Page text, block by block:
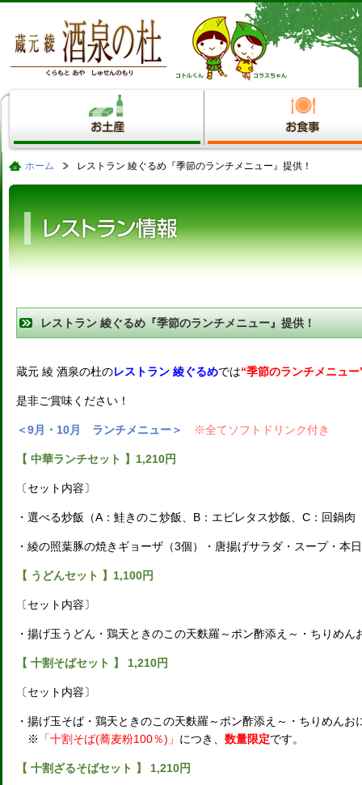
ホーム レストラン 綾ぐるめ『季節のランチメニュー』提供！
レストラン 綾ぐるめ『季節のランチメニュー』提供！
蔵元 綾 酒泉の杜のレストラン 綾ぐるめでは“季節のランチメニュー
是非ご賞味ください！
＜9月・10月 ランチメニュー＞ ※全てソフトドリンク付き
【 中華ランチセット 】1,210円
〔セット内容〕
・選べる炒飯（A：鮭きのこ炒飯、B：エビレタス炒飯、C：回鍋
・綾の照葉豚の焼きギョーザ（3個）・唐揚げサラダ・スープ・本
【 うどんセット 】1,100円
〔セット内容〕
・揚げ玉うどん・鶏天ときのこの天麩羅～ポン酢添え～・ちりめん
【 十割そばセット 】 1,210円
〔セット内容〕
・揚げ玉そば・鶏天ときのこの天麩羅～ポン酢添え～・ちりめんお
※
「十割そば(蕎麦粉100％)」 につき、 数量限定です。
【 十割ざるそばセット 】 1,210円